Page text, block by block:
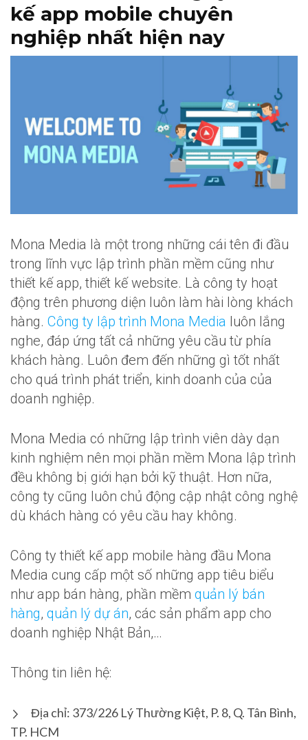
kế app mobile chuyên
nghiệp nhất hiện nay
Mona Media là một trong những cái tên đi đầu
trong lĩnh vực lập trình phần mềm cũng như
thiết kế app, thiết kế website. Là công ty hoạt
động trên phương diện luôn làm hài lòng khách
hàng. Công ty lập trình Mona Media luôn lắng
nghe, đáp ứng tất cả những yêu cầu từ phía
khách hàng. Luôn đem đến những gì tốt nhất
cho quá trình phát triển, kinh doanh của của
doanh nghiệp.
Mona Media có những lập trình viên dày dạn
kinh nghiệm nên mọi phần mềm Mona lập trình
đều không bị giới hạn bởi kỹ thuật. Hơn nữa,
công ty cũng luôn chủ động cập nhật công nghệ
dù khách hàng có yêu cầu hay không.
Công ty thiết kế app mobile hàng đầu Mona
Media cung cấp một số những app tiêu biểu
như app bán hàng, phần mềm quản lý bán
hàng, quản lý dự án, các sản phẩm app cho
doanh nghiệp Nhật Bản,…
Thông tin liên hệ:
Địa chỉ: 373/226 Lý Thường Kiệt, P. 8, Q. Tân Bình,
TP. HCM